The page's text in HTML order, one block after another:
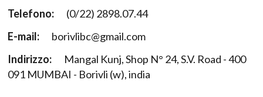
Telefono:
(0/22) 2898.07.44
E-mail:
borivlibc@gmail.com
Indirizzo:
Mangal Kunj, Shop N° 24, S.V. Road - 400
091 MUMBAI - Borivli (w), india